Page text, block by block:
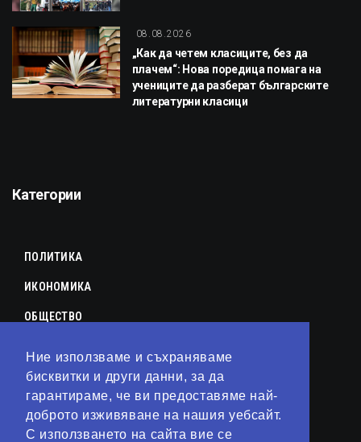
Ние използваме и съхраняваме
бисквитки и други данни, за да
гарантираме, че ви предоставяме най-
доброто изживяване на нашия уебсайт.
С използването на сайта вие се
08.08.2026
„Как да четем класиците, без да
плачем“: Нова поредица помага на
учениците да разберат българските
литературни класици
Категории
ПОЛИТИКА
ИКОНОМИКА
ОБЩЕСТВО
КУЛТУРА
ЛАЙФСТАЙЛ
ТЕХНОЛОГИИ